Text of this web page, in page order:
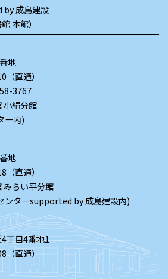
成島建設
本館）
地
直通）
3767
小絹分館
ー内)
地
直通）
みらい平分館
ンターsupported by 成島建設内)
丁目4番地1
（直通）